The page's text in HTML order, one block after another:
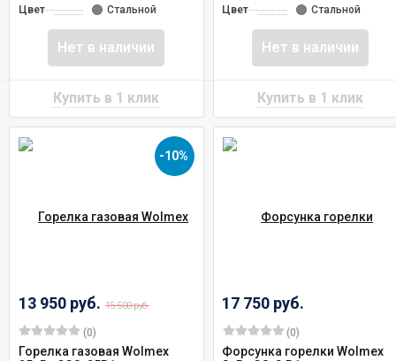
Цвет
Стальной
Нет в наличии
Цвет
Стальной
Нет в наличии
-10%
13 950 руб. 15 500 руб.
(0)
Горелка газовая Wolmex
17 750 руб.
(0)
Форсунка горелки Wolmex